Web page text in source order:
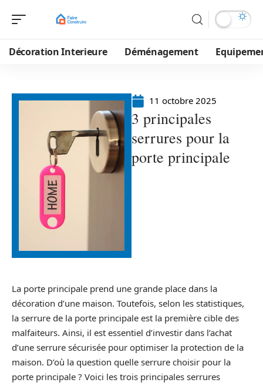
Décoration Interieure Déménagement
11 octobre 2025
3 principales
serrures pour la
porte principale
La porte principale prend une grande place dans la
décoration d’une maison. Toutefois, selon les statistiques,
la serrure de la porte principale est la première cible des
malfaiteurs. Ainsi, il est essentiel d’investir dans l’achat
d’une serrure sécurisée pour optimiser la protection de la
maison. D’où la question quelle serrure choisir pour la
porte principale ? Voici les trois principales serrures